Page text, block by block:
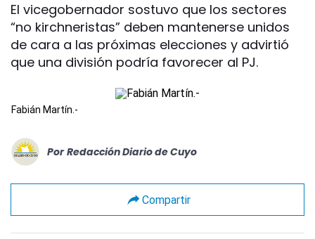
El vicegobernador sostuvo que los sectores
“no kirchneristas” deben mantenerse unidos
de cara a las próximas elecciones y advirtió
que una división podría favorecer al PJ.
Fabián Martín.-
Por Redacción Diario de Cuyo
Compartir